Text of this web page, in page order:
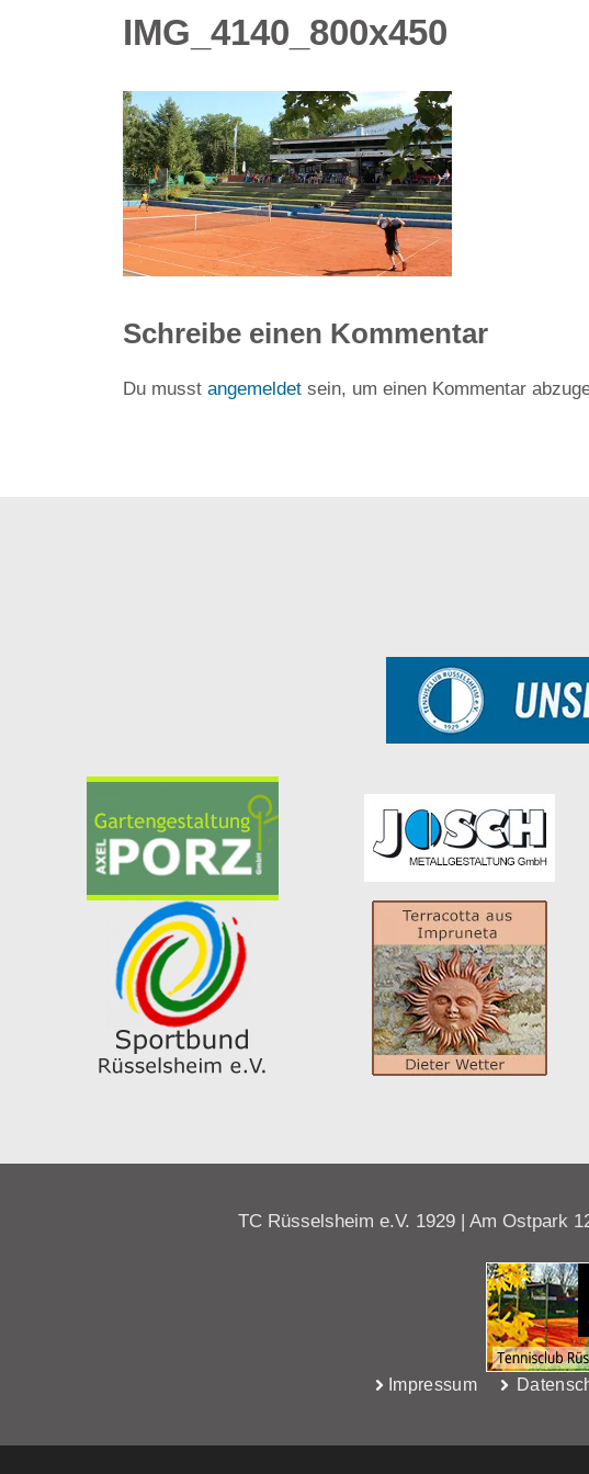
IMG_4140_800x450
Schreibe einen Kommentar
Du musst angemeldet sein, um einen Kommentar
TC Rüsselsheim e.V. 1929 | Am Ostpark
Impressum